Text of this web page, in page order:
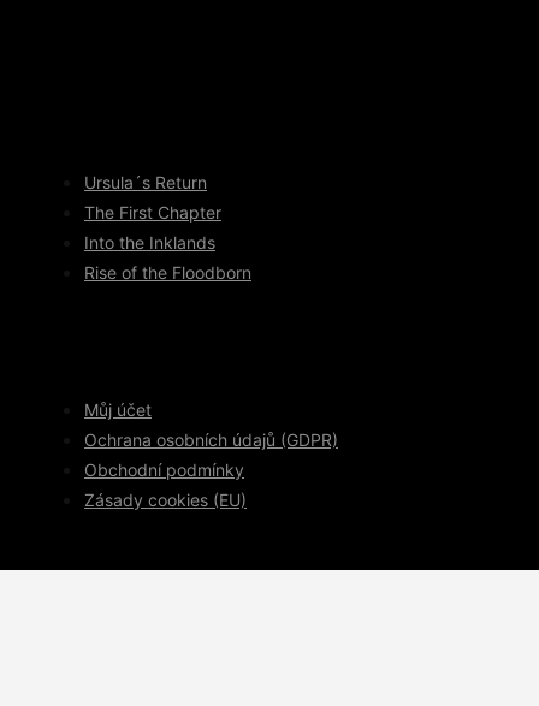
Ursula´s Return
The First Chapter
Into the Inklands
Rise of the Floodborn
Můj účet
Ochrana osobních údajů (GDPR)
Obchodní podmínky
Zásady cookies (EU)